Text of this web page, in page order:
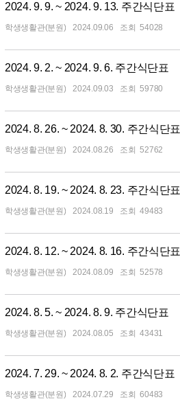
2024. 9. 9. ~ 2024. 9. 13. 주간식단표
학생생활관(분원) 2024.09.06 54028
2024. 9. 2. ~ 2024. 9. 6. 주간식단표
학생생활관(분원) 2024.09.03 59780
2024. 8. 26. ~ 2024. 8. 30. 주간식단표
학생생활관(분원) 2024.08.26 52762
2024. 8. 19. ~ 2024. 8. 23. 주간식단표
학생생활관(분원) 2024.08.19 49483
2024. 8. 12. ~ 2024. 8. 16. 주간식단표
학생생활관(분원) 2024.08.09 52578
2024. 8. 5. ~ 2024. 8. 9. 주간식단표
학생생활관(분원) 2024.08.05 43431
2024. 7. 29. ~ 2024. 8. 2. 주간식단표
학생생활관(분원) 2024.07.29 60483